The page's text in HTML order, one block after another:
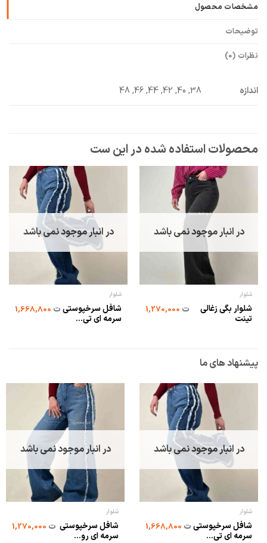
مشخصات محصول
توضیحات
نظرات (0)
اندازه 38, 40, 42, 44, 46, 48
در انبار موجود نمی باشد
شلوار
شلوار بگی زغالی
تینت
ت1,270,000
در انبار موجود نمی باشد
شلوار
شافل سرخپوستی
سرمه ای تی...
ت1,668,800
پیشنهاد های ما
در انبار موجود نمی باشد
شلوار
شافل سرخپوستی
سرمه ای تی...
ت1,668,800
در انبار موجود نمی باشد
شلوار
شافل سرخپوستی
سرمه ای رو...
ت1,270,000